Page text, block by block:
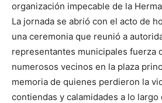
organización impecable de la
La jornada se abrió con el acto de
una ceremonia que reunió a
representantes municipales fuerza
numerosos vecinos en la plaza
memoria de quienes perdieron la
contiendas y calamidades a lo largo